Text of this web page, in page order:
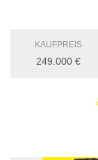
KAUFPREIS
249.000 €